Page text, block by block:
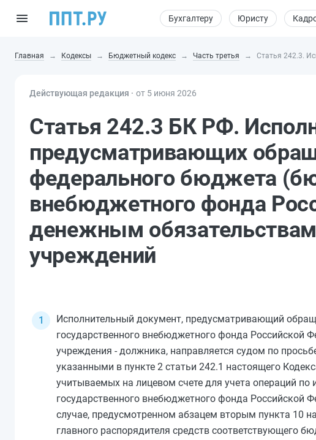
Бухгалтеру Юристу
Главная Кодексы Бюджетный кодекс Часть третья Статья 242.3.
Действующая редакция ⸱ от 5 июня 2026
Статья 242.3 БК РФ.
предусматривающих
федерального бюджета
внебюджетного фонда
денежным
учреждений
Исполнительный документ, предусматривающий
государственного внебюджетного фонда Российской
учреждения - должника, направляется судом по
указанными в пункте 2 статьи 242.1 настоящего
учитываемых на лицевом счете для учета операций
государственного внебюджетного фонда Российской
случае, предусмотренном абзацем вторым пункта 10
главного распорядителя средств соответствующего